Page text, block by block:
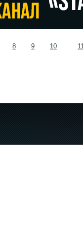
8 9 10